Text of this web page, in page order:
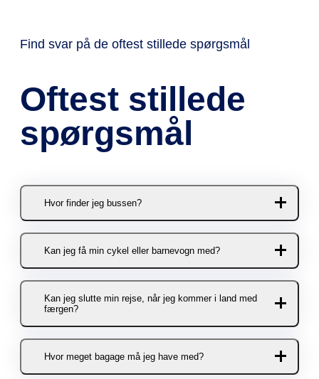
Find svar på de oftest stillede spørgsmål
Oftest stillede
spørgsmål
Hvor finder jeg bussen?
Bag Destination Bornholm, Nordre
Kystvej 3, 3700 Rønne. Bemærk, at
bussen holder på p-pladsen med
indkørsel fra Bådhavnsvej – ikke på
Nordre Kystvej.
Kan jeg få min cykel eller barnevogn med?
cykler/barnevogne pr. afgang.
Cykler og barnevogne skal bookes i
forvejen.
Barnevogne og cykler kan bookes
Kan jeg slutte min rejse, når jeg kommer i land med
færgen?
KOMBARDO EXPRESSEN skal du
Hvor meget bagage må jeg have med?